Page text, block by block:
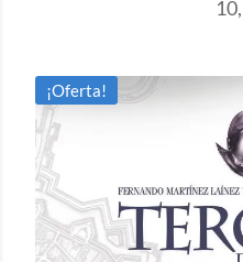
¡Oferta!